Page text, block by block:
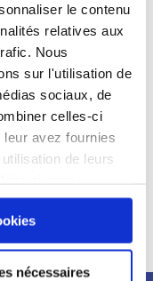
le contenu
relatives aux
Nous
sur l'utilisation de
sociaux, de
celles-ci
avez fournies
de leurs
nécessaires